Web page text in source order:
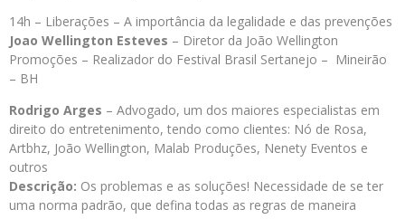
14h – Liberações – A importância da legalidade e das prevenções
Joao Wellington Esteves – Diretor da João Wellington
Promoções – Realizador do Festival Brasil Sertanejo – Mineirão
– BH
Rodrigo Arges – Advogado, um dos maiores especialistas em
direito do entretenimento, tendo como clientes: Nó de Rosa,
Artbhz, João Wellington, Malab Produções, Nenety Eventos e
outros
Descrição: Os problemas e as soluções! Necessidade de se ter
uma norma padrão, que defina todas as regras de maneira